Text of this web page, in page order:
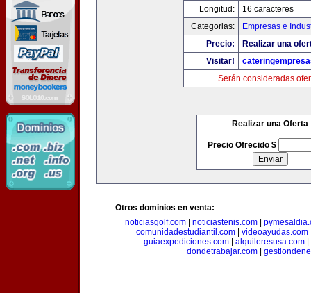
Longitud:
16 caracteres
Categorias:
Empresas e
Precio:
Realizar una
Visitar!
Serán consideradas
Realizar una Oferta
Precio Ofrecido $
Otros dominios en venta:
noticiasgolf.com| noticiastenis.com|
comunidadestudiantil.com| videoayudas.com
guiaexpediciones.com| alquileresusa.com|
dondetrabajar.com|